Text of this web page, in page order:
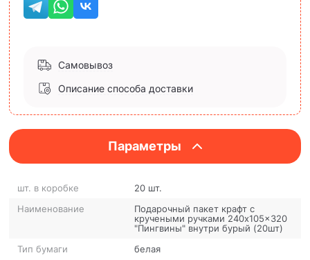
Самовывоз
Описание способа доставки
Параметры
шт. в коробке
20 шт.
Наименование
Подарочный пакет крафт с
кручеными ручками 240x105x320
"Пингвины" внутри бурый (20шт)
Тип бумаги
белая